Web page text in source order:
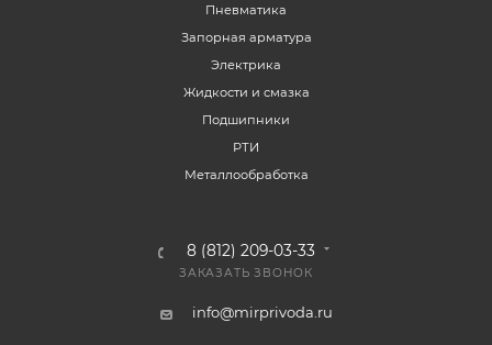
Пневматика
Запорная арматура
Электрика
Жидкости и смазка
Подшипники
РТИ
Металлообработка
8 (812) 209-03-33
ЗАКАЗАТЬ ЗВОНОК
info@mirprivoda.ru